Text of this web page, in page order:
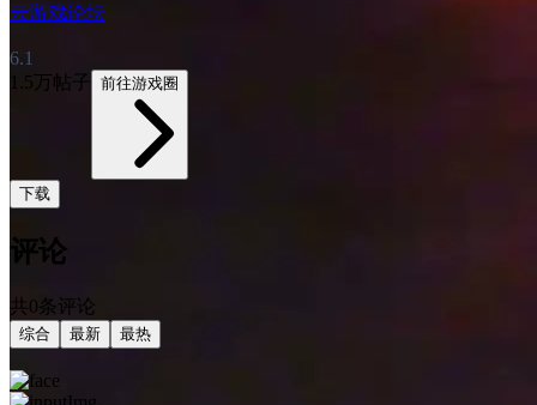
云游戏论坛
6.1
1.5万帖子
前往游戏圈
下载
评论
共0条评论
综合 最新 最热